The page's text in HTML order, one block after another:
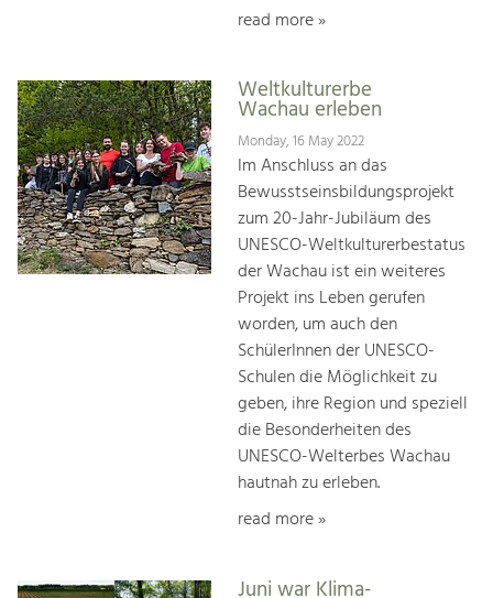
read more »
Weltkulturerbe
Wachau erleben
Monday, 16 May 2022
Im Anschluss an das
Bewusstseinsbildungsprojekt
zum 20-Jahr-Jubiläum des
UNESCO-Weltkulturerbestatus
der Wachau ist ein weiteres
Projekt ins Leben gerufen
worden, um auch den
SchülerInnen der UNESCO-
Schulen die Möglichkeit zu
geben, ihre Region und speziell
die Besonderheiten des
UNESCO-Welterbes Wachau
hautnah zu erleben.
read more »
Juni war Klima-